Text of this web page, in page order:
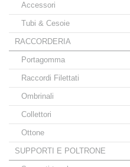
Accessori
Tubi & Cesoie
RACCORDERIA
Portagomma
Raccordi Filettati
Ombrinali
Collettori
Ottone
SUPPORTI E POLTRONE